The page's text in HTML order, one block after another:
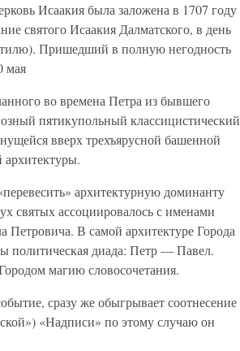
Исаакия была заложена в 1707 году
святого Исаакия Далматского, в день
Пришедший в полную негодность
мая
во времена Петра из бывшего
пятикупольный классицистический
вверх трехъярусной башенной
архитектуры.
архитектурную доминанту
святых ассоциировалось с именами
Петровича. В самой архитектуре Города
политическая диада: Петр — Павел.
магию словосочетания.
сразу же обыгрывает соотнесение
«Надписи» по этому случаю он